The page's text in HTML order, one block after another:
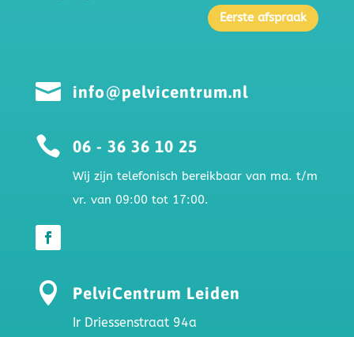
Eerste afspraak
 info@pelvicentrum.nl
 06 - 36 36 10 25
Wij zijn telefonisch bereikbaar van ma. t/m
vr. van 09:00 tot 17:00.
 PelviCentrum Leiden
Ir Driessenstraat 94a